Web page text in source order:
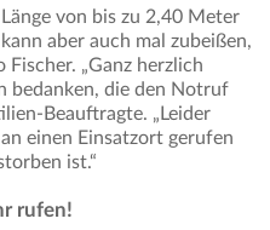
von bis zu 2,40 Meter
aber auch mal zubeißen,
„Ganz herzlich
bedanken, die den Notruf
Beauftragte. „Leider
einen Einsatzort gerufen
ist.“
rufen!